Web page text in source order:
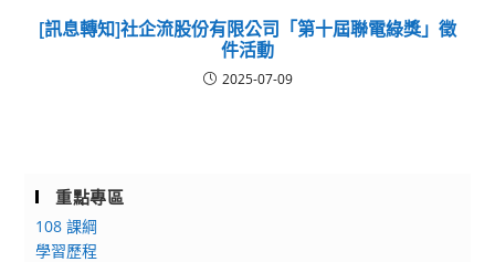
[訊息轉知]社企流股份有限公司「第十屆聯電綠獎」徵
件活動
2025-07-09
重點專區
108 課綱
學習歷程